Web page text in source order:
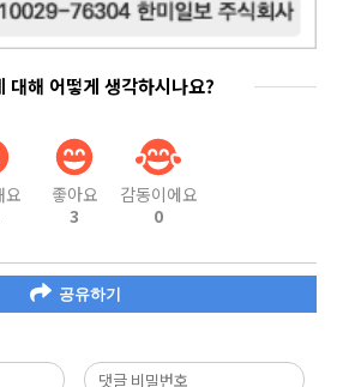
대해 어떻게 생각하시나요?
요
좋아요
3
감동이에요
0
공유하기